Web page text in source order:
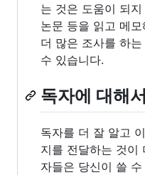
는 것은 도움이 되
논문 등을 읽고 메
더 많은 조사를 하
수 있습니다.
독자에 대해
독자를 더 잘 알고
지를 전달하는 것이
자들은 당신이 쓸